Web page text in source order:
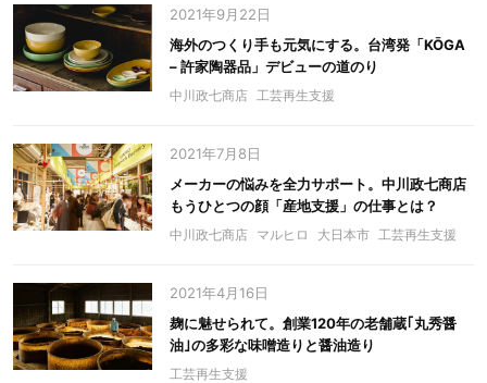
2021年9月22日
海外のつくり手も元気にする。台湾発「KŌGA
– 許家陶器品」デビューの道のり
中川政七商店 工芸再生支援
2021年7月8日
メーカーの悩みを全力サポート。中川政七商店
もうひとつの顔「産地支援」の仕事とは？
中川政七商店 マルヒロ 大日本市 工芸再生支援
2021年4月16日
麹に魅せられて。創業120年の老舗蔵｢丸秀醤
油｣の多彩な味噌造りと醤油造り
工芸再生支援